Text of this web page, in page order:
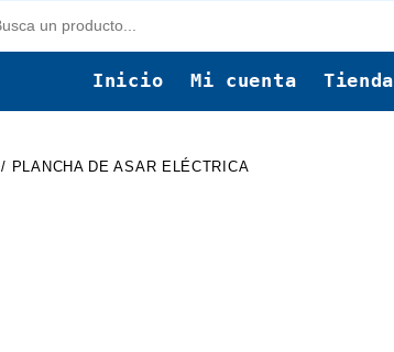
Inicio Mi cuenta Tienda
/ PLANCHA DE ASAR ELÉCTRICA